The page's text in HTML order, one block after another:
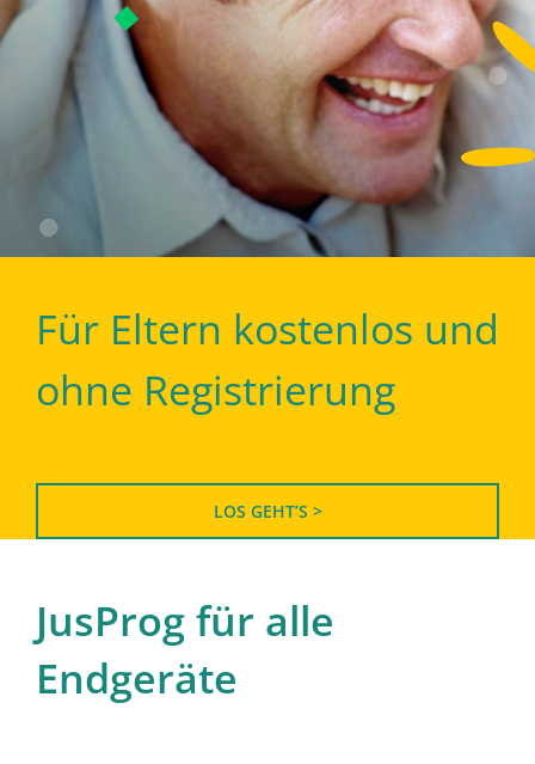
Für Eltern kostenlos und
ohne Registrierung
LOS GEHT’S >
JusProg für alle
Endgeräte